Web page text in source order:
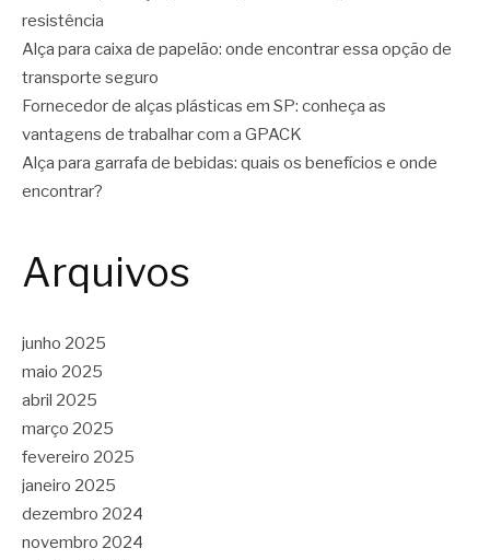
resistência
Alça para caixa de papelão: onde encontrar essa opção de
transporte seguro
Fornecedor de alças plásticas em SP: conheça as
vantagens de trabalhar com a GPACK
Alça para garrafa de bebidas: quais os benefícios e onde
encontrar?
Arquivos
junho 2025
maio 2025
abril 2025
março 2025
fevereiro 2025
janeiro 2025
dezembro 2024
novembro 2024